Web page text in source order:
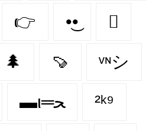
👉 •͜• 🪾
🌲 🍠 ᵛᶰシ
▬ι═ﺤ ²ᵏ⁹